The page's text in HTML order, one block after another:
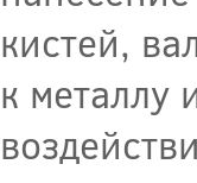
кистей,
к металлу